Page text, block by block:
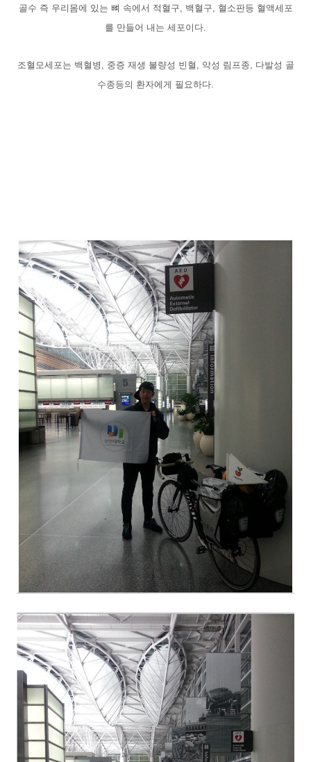
골수 즉 우리몸에 있는 뼈 속에서 적혈구, 백혈구, 혈소판등 혈액세포
를 만들어 내는 세포이다.
조혈모세포는 백혈병, 중증 재생 불량성 빈혈, 악성 림프종, 다발성 골
수종등의 환자에게 필요하다.